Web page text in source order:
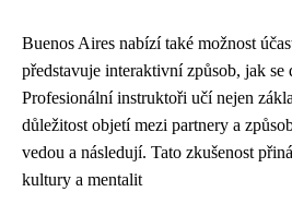
Buenos Aires nabízí také možnost
představuje interaktivní způsob, jak se
Profesionální instruktoři učí nejen
důležitost objetí mezi partnery a
vedou a následují. Tato zkušenost
kultury a mentalit